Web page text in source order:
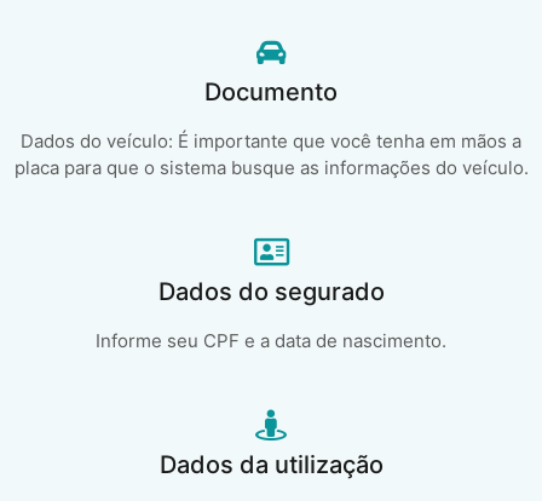
Documento
Dados do veículo: É importante que você tenha em mãos a
placa para que o sistema busque as informações do veículo.
Dados do segurado
Informe seu CPF e a data de nascimento.
Dados da utilização